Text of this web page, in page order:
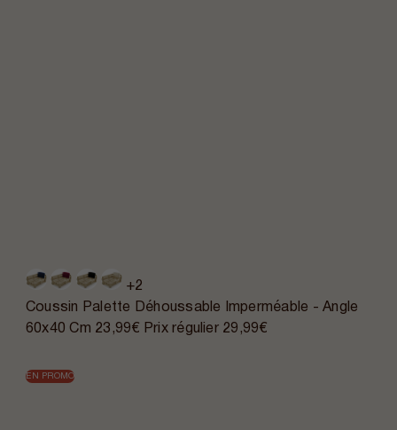
+2
Coussin Palette Déhoussable Imperméable - Angle
60x40 Cm 23,99€ Prix régulier 29,99€
EN PROMO